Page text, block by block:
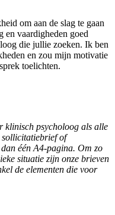
om aan de slag te gaan
vaardigheden goed
die jullie zoeken. Ik ben
en zou mijn motivatie
toelichten.
klinisch psycholoog als alle
sollicitatiebrief of
één A4-pagina. Om zo
situatie zijn onze brieven
de elementen die voor